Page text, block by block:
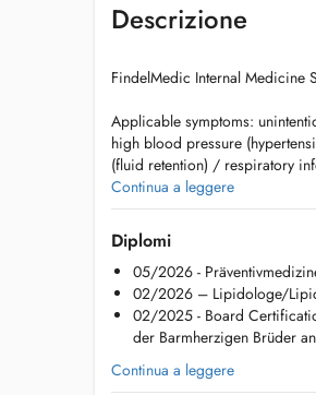
Descrizione
FindelMedic Internal Medicine
Applicable symptoms:
high blood pressure
(fluid retention) / respiratory
of breath / diagnosed or
nausea, vomiting /diarrhea or
management/treatment) /
Impaired kidney function
muscle pain
Available Services:
- consultation
- treatment of lipid metabolism
cardiovascular risk factor
Continua a leggere
Diplomi
05/2026 -
02/2026 – Lipidologe/
02/2025 - Board
der Barmherzigen Brüder
Continua a leggere